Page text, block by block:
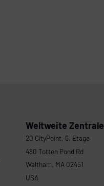
Weltweite Zentrale
20 CityPoint, 6. Etage
480 Totten Pond Rd
Waltham, MA 02451
USA